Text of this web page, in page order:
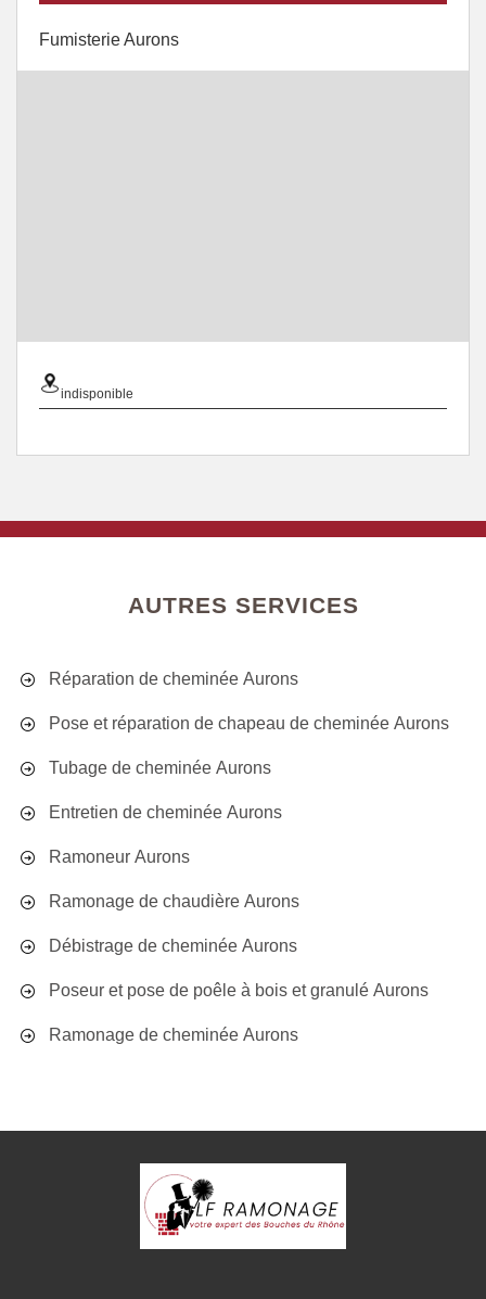
Fumisterie Aurons
indisponible
AUTRES SERVICES
Réparation de cheminée Aurons
Pose et réparation de chapeau de cheminée Aurons
Tubage de cheminée Aurons
Entretien de cheminée Aurons
Ramoneur Aurons
Ramonage de chaudière Aurons
Débistrage de cheminée Aurons
Poseur et pose de poêle à bois et granulé Aurons
Ramonage de cheminée Aurons